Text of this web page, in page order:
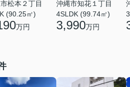
松本２丁目
(90.25㎡)
万円
沖縄市知花１丁目
4SLDK (99.74㎡)
3,990万円